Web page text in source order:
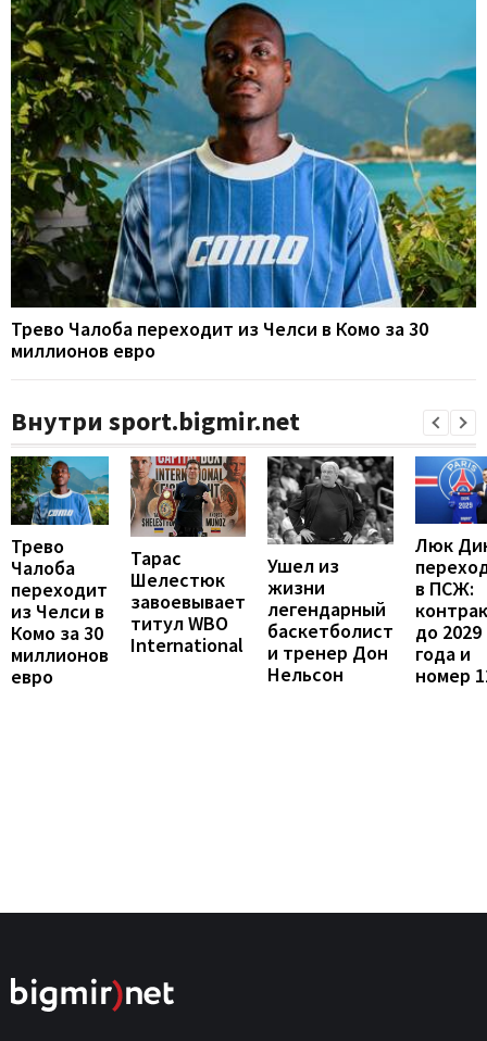
Трево Чалоба переходит из Челси в Комо за 30
миллионов евро
Внутри sport.bigmir.net
Трево
Чалоба
переходит
из Челси в
Комо за 30
миллионов
евро
Тарас
Шелестюк
завоевывает
титул WBO
International
Ушел из
жизни
легендарный
баскетболист
и тренер Дон
Нельсон
Люк
в ПСЖ:
до 2029
года и
номер